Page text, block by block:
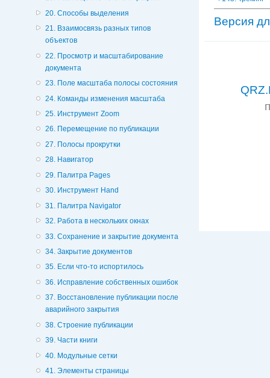
20. Способы выделения
21. Взаимосвязь разных типов
объектов
22. Просмотр и масштабирование
документа
23. Поле масштаба полосы состояния
24. Команды изменения масштаба
25. Инструмент Zoom
26. Перемещение по публикации
27. Полосы прокрутки
28. Навигатор
29. Палитра Pages
30. Инструмент Hand
31. Палитра Navigator
32. Работа в нескольких окнах
33. Сохранение и закрытие документа
34. Закрытие документов
35. Если что-то испортилось
36. Исправление собственных ошибок
37. Восстановление публикации после
аварийного закрытия
38. Строение публикации
39. Части книги
40. Модульные сетки
41. Элементы страницы
Версия